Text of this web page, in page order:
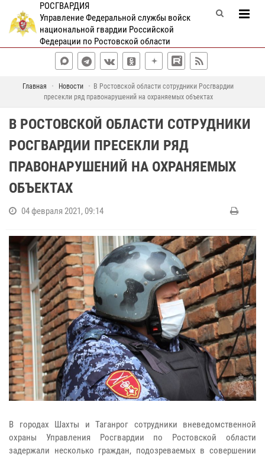
РОСГВАРДИЯ
Управление Федеральной службы войск
национальной гвардии Российской
Федерации по Ростовской области
Главная Новости
В Ростовской области сотрудники Росгвардии
пресекли ряд правонарушений на охраняемых объектах
В РОСТОВСКОЙ ОБЛАСТИ СОТРУДНИКИ
РОСГВАРДИИ ПРЕСЕКЛИ РЯД
ПРАВОНАРУШЕНИЙ НА ОХРАНЯЕМЫХ
ОБЪЕКТАХ
04 февраля 2021, 09:14
В городах Шахты и Таганрог сотрудники вневедомственной
охраны Управления Росгвардии по Ростовской области
задержали несколько граждан, подозреваемых в совершении